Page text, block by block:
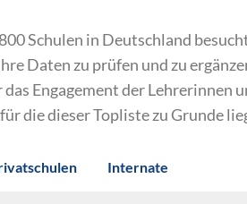
Schulen in Deutschland
Daten zu prüfen und zu
Engagement der Lehrerinnen
die dieser Topliste zu Grunde
Internate